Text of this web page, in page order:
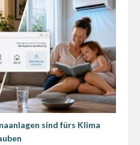
sind fürs Klima